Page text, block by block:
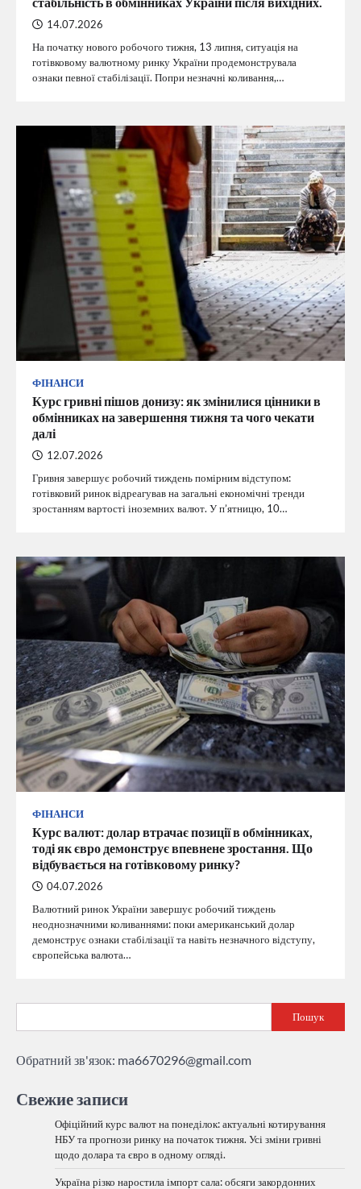
14.07.2026
На початку нового робочого тижня, 13 липня, ситуація на
готівковому валютному ринку України продемонструвала
ознаки певної стабілізації. Попри незначні коливання,…
ФІНАНСИ
Курс гривні пішов донизу: як змінилися цінники в
обмінниках на завершення тижня та чого чекати
далі
12.07.2026
Гривня завершує робочий тиждень помірним відступом:
готівковий ринок відреагував на загальні економічні тренди
зростанням вартості іноземних валют. У п’ятницю, 10…
ФІНАНСИ
Курс валют: долар втрачає позиції в обмінниках,
тоді як євро демонструє впевнене зростання. Що
відбувається на готівковому ринку?
04.07.2026
Валютний ринок України завершує робочий тиждень
неоднозначними коливаннями: поки американський долар
демонструє ознаки стабілізації та навіть незначного відступу,
європейська валюта…
Пошук
Обратний зв'язок: ma6670296@gmail.com
Свежие записи
Офіційний курс валют на понеділок: актуальні котирування
НБУ та прогнози ринку на початок тижня. Усі зміни гривні
щодо долара та євро в одному огляді.
Україна різко наростила імпорт сала: обсяги закордонних